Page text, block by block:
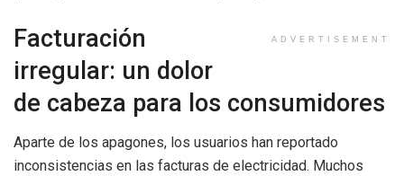
ADVERTISEMENT
Facturación
irregular: un dolor
de cabeza para los consumidores
Aparte de los apagones, los usuarios han reportado
inconsistencias en las facturas de electricidad. Muchos